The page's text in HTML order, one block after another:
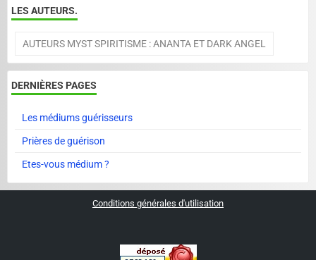
LES AUTEURS.
AUTEURS MYST SPIRITISME : ANANTA ET DARK ANGEL
DERNIÈRES PAGES
Les médiums guérisseurs
Prières de guérison
Etes-vous médium ?
Conditions générales d'utilisation